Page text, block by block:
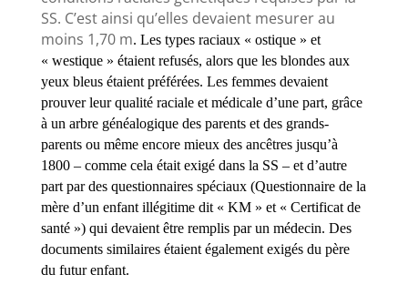
SS. C’est ainsi qu’elles devaient mesurer au
moins 1,70 m. Les types raciaux « ostique » et
« westique » étaient refusés, alors que les blondes aux
yeux bleus étaient préférées. Les femmes devaient
prouver leur qualité raciale et médicale d’une part, grâce
à un arbre généalogique des parents et des grands-
parents ou même encore mieux des ancêtres jusqu’à
1800 – comme cela était exigé dans la SS – et d’autre
part par des questionnaires spéciaux (Questionnaire de la
mère d’un enfant illégitime dit « KM » et « Certificat de
santé ») qui devaient être remplis par un médecin. Des
documents similaires étaient également exigés du père
du futur enfant.